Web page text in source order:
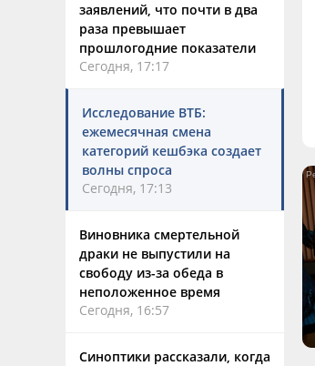
заявлений, что почти в два
раза превышает
прошлогодние показатели
Сегодня, 17:17
Исследование ВТБ:
ежемесячная смена
категорий кешбэка создает
волны спроса
Сегодня, 17:13
Виновника смертельной
драки не выпустили на
свободу из-за обеда в
неположенное время
Сегодня, 16:57
Синоптики рассказали, когда